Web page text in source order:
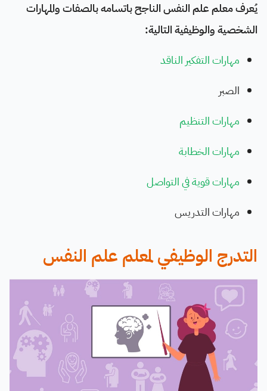
يُعرف معلم علم النفس الناجح باتسامه بالصفات والمهارات
الشخصية والوظيفية التالية:
مهارات التفكير الناقد
الصبر
مهارات التنظيم
مهارات الخطابة
مهارات قوية في التواصل
مهارات التدريس
التدرج الوظيفي لمعلم علم النفس